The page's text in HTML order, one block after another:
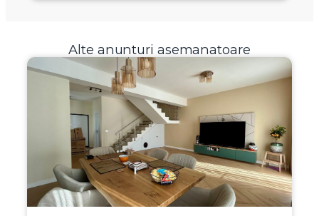
Alte anunturi asemanatoare